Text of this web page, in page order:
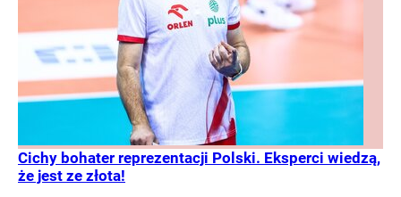
Cichy bohater reprezentacji Polski. Eksperci wiedzą,
że jest ze złota!